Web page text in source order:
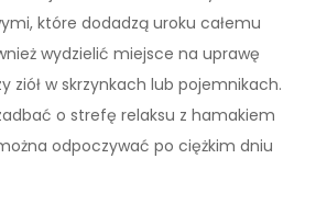
które dodadzą uroku całemu
wydzielić miejsce na uprawę
ziół w skrzynkach lub pojemnikach.
o strefę relaksu z hamakiem
odpoczywać po ciężkim dniu